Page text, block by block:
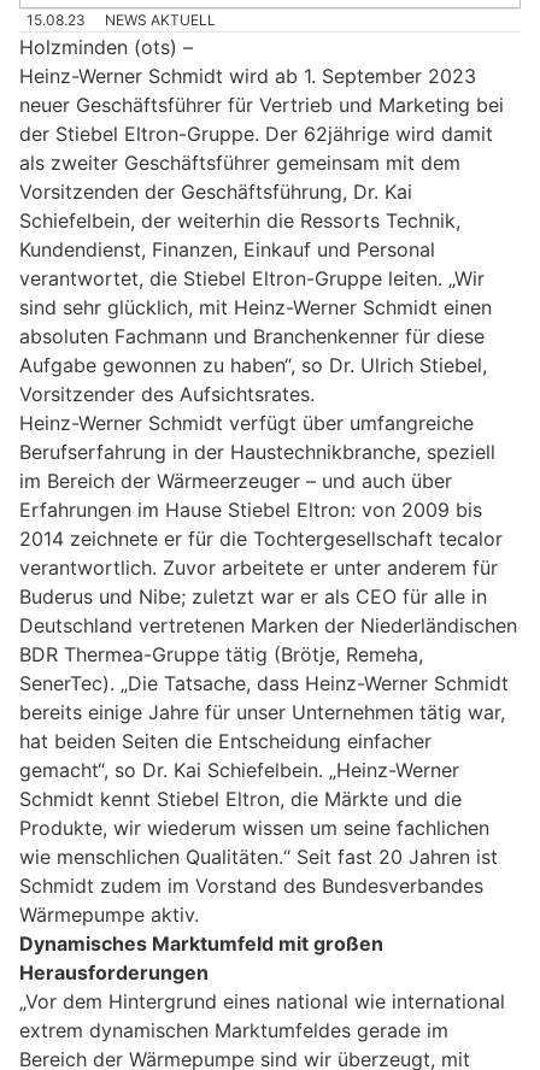
15.08.23 NEWS AKTUELL
Holzminden (ots) –
Heinz-Werner Schmidt wird ab 1. September 2023
neuer Geschäftsführer für Vertrieb und Marketing bei
der Stiebel Eltron-Gruppe. Der 62jährige wird damit
als zweiter Geschäftsführer gemeinsam mit dem
Vorsitzenden der Geschäftsführung, Dr. Kai
Schiefelbein, der weiterhin die Ressorts Technik,
Kundendienst, Finanzen, Einkauf und Personal
verantwortet, die Stiebel Eltron-Gruppe leiten. „Wir
sind sehr glücklich, mit Heinz-Werner Schmidt einen
absoluten Fachmann und Branchenkenner für diese
Aufgabe gewonnen zu haben“, so Dr. Ulrich Stiebel,
Vorsitzender des Aufsichtsrates.
Heinz-Werner Schmidt verfügt über umfangreiche
Berufserfahrung in der Haustechnikbranche, speziell
im Bereich der Wärmeerzeuger – und auch über
Erfahrungen im Hause Stiebel Eltron: von 2009 bis
2014 zeichnete er für die Tochtergesellschaft tecalor
verantwortlich. Zuvor arbeitete er unter anderem für
Buderus und Nibe; zuletzt war er als CEO für alle in
Deutschland vertretenen Marken der Niederländischen
BDR Thermea-Gruppe tätig (Brötje, Remeha,
SenerTec). „Die Tatsache, dass Heinz-Werner Schmidt
bereits einige Jahre für unser Unternehmen tätig war,
hat beiden Seiten die Entscheidung einfacher
gemacht“, so Dr. Kai Schiefelbein. „Heinz-Werner
Schmidt kennt Stiebel Eltron, die Märkte und die
Produkte, wir wiederum wissen um seine fachlichen
wie menschlichen Qualitäten.“ Seit fast 20 Jahren ist
Schmidt zudem im Vorstand des Bundesverbandes
Wärmepumpe aktiv.
Dynamisches Marktumfeld mit großen
Herausforderungen
„Vor dem Hintergrund eines national wie international
extrem dynamischen Marktumfeldes gerade im
Bereich der Wärmepumpe sind wir überzeugt, mit